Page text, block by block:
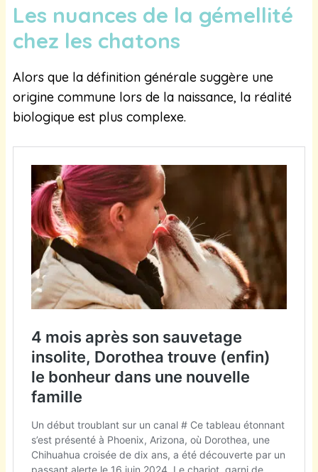
Les nuances de la gémellité
chez les chatons
Alors que la définition générale suggère une
origine commune lors de la naissance, la réalité
biologique est plus complexe.